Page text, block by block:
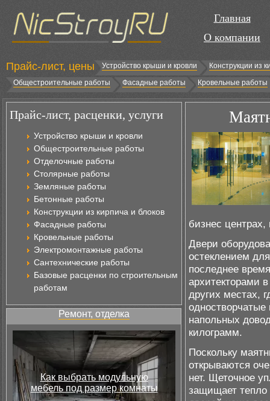
Главная
О компании
Прайс-лист, цены Устройство крыши и кровли
Конструкции из
Общестроительные работы
Фасадные работы Кровельные работы
Прайс-лист, расценки, услуги
Устройство крыши и кровли
Общестроительные работы
Отделочные работы
Столярные работы
Земляные работы
Бетонные работы
Конструкции из кирпича и блоков
Фасадные работы
Кровельные работы
Электромонтажные работы
Сантехнические работы
Базовые расценки по строительным
работам
Ремонт, отделка
Как выбрать модульную
мебель под размер комнаты
бизнес
Двери
остеклением
последнее
архитекторами
других местах,
напольных
килограмм.
Поскольку
открываются
нет. Щеточное
защищает